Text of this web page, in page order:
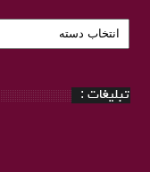
دسته
بندی
تبلیغات :